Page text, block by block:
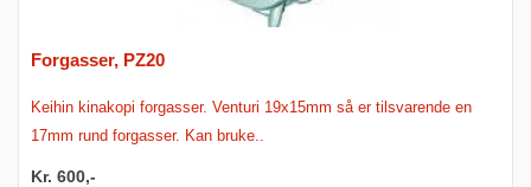
Forgasser, PZ20
Keihin kinakopi forgasser. Venturi 19x15mm så er tilsvarende en
17mm rund forgasser. Kan bruke..
Kr. 600,-